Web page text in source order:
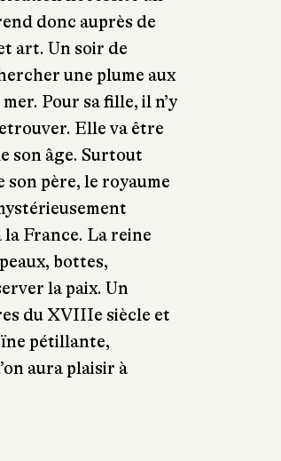
donc auprès de
art. Un soir de
une plume aux
Pour sa fille, il n’y
Elle va être
son âge. Surtout
son père, le royaume
France. La reine
bottes,
la paix. Un
du XVIIIe siècle et
pétillante,
aura plaisir à